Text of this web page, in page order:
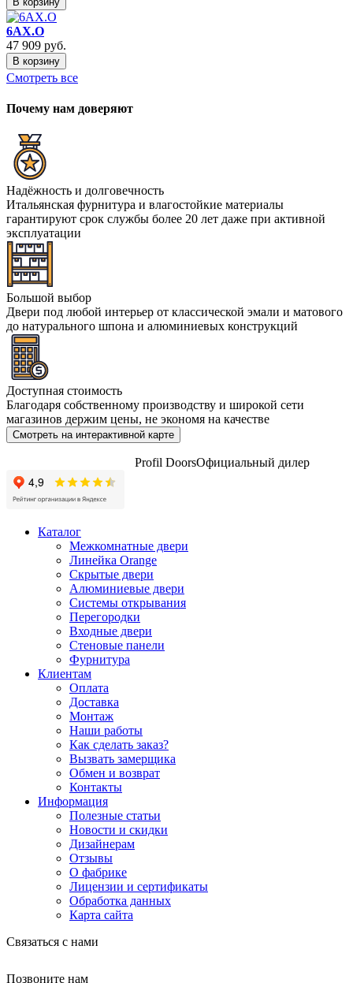
6AX.O
47 909 руб.
В корзину
Смотреть все
Почему нам доверяют
Надёжность и долговечность
Итальянская фурнитура и влагостойкие материалы
гарантируют срок службы более 20 лет даже при активной
эксплуатации
Большой выбор
Двери под любой интерьер от классической эмали и матового
до натурального шпона и алюминиевых конструкций
Доступная стоимость
Благодаря собственному производству и широкой сети
магазинов держим цены, не экономя на качестве
Смотреть на интерактивной карте
Profil DoorsОфициальный дилер
Каталог
Межкомнатные двери
Линейка Orange
Скрытые двери
Алюминиевые двери
Системы открывания
Перегородки
Входные двери
Стеновые панели
Фурнитура
Клиентам
Оплата
Доставка
Монтаж
Наши работы
Как сделать заказ?
Вызвать замерщика
Обмен и возврат
Контакты
Информация
Полезные статьи
Новости и скидки
Дизайнерам
Отзывы
О фабрике
Лицензии и сертификаты
Обработка данных
Карта сайта
Связаться с нами
Позвоните нам